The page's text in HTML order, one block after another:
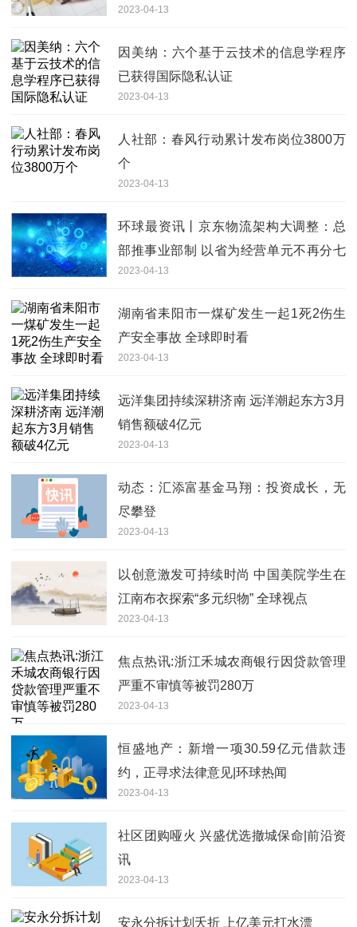
2023-04-13
因美纳：六个基于云技术的信息学程序
已获得国际隐私认证
2023-04-13
人社部：春风行动累计发布岗位3800万
个
2023-04-13
环球最资讯丨京东物流架构大调整：总
部推事业部制 以省为经营单元不再分七
大区域
2023-04-13
湖南省耒阳市一煤矿发生一起1死2伤生
产安全事故 全球即时看
2023-04-13
远洋集团持续深耕济南 远洋潮起东方3月
销售额破4亿元
2023-04-13
动态：汇添富基金马翔：投资成长，无
尽攀登
2023-04-13
以创意激发可持续时尚 中国美院学生在
江南布衣探索“多元织物” 全球视点
2023-04-13
焦点热讯:浙江禾城农商银行因贷款管理
严重不审慎等被罚280万
2023-04-13
恒盛地产：新增一项30.59亿元借款违
约，正寻求法律意见|环球热闻
2023-04-13
社区团购哑火 兴盛优选撤城保命|前沿资
讯
2023-04-13
安永分拆计划夭折 上亿美元打水漂